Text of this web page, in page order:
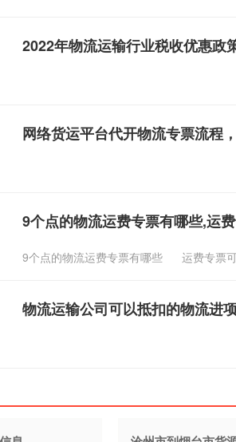
2022年物流运输行业税收优惠政
网络货运平台代开物流专票流程
9个点的物流运费专票有哪些,运
9个点的物流运费专票有哪些 运费专票
物流运输公司可以抵扣的物流进